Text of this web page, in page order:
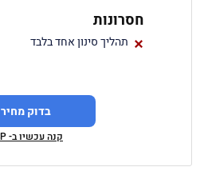
חסרונות
תהליך סינון אחד בלבד
בדוק מחיר
קנה עכשיו ב- KSP